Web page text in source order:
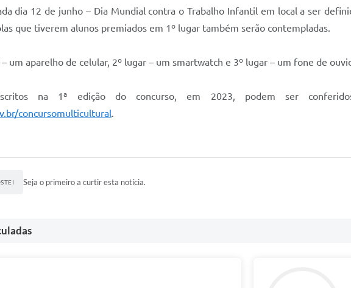
dia 12 de junho – Dia Mundial contra o Trabalho Infantil em local a ser
que tiverem alunos premiados em 1º lugar também serão contempladas.
um aparelho de celular, 2º lugar – um smartwatch e 3º lugar – um fone de
na 1ª edição do concurso, em 2023, podem ser
concursomulticultural.
Seja o primeiro a curtir esta notícia.